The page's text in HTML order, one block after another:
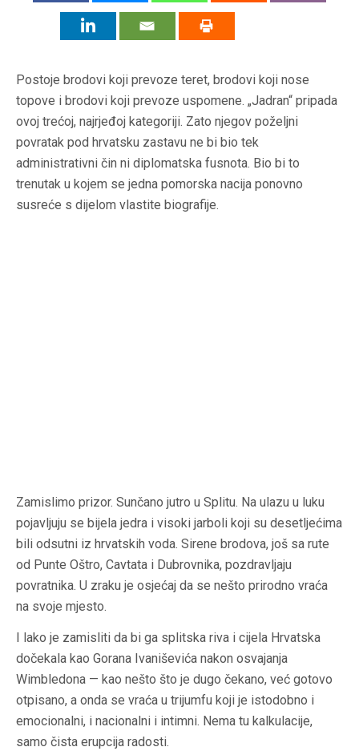
Postoje brodovi koji prevoze teret, brodovi koji nose
topove i brodovi koji prevoze uspomene. „Jadran“ pripada
ovoj trećoj, najrjeđoj kategoriji. Zato njegov poželjni
povratak pod hrvatsku zastavu ne bi bio tek
administrativni čin ni diplomatska fusnota. Bio bi to
trenutak u kojem se jedna pomorska nacija ponovno
susreće s dijelom vlastite biografije.
Zamislimo prizor. Sunčano jutro u Splitu. Na ulazu u luku
pojavljuju se bijela jedra i visoki jarboli koji su desetljećima
bili odsutni iz hrvatskih voda. Sirene brodova, još sa rute
od Punte Oštro, Cavtata i Dubrovnika, pozdravljaju
povratnika. U zraku je osjećaj da se nešto prirodno vraća
na svoje mjesto.
I lako je zamisliti da bi ga splitska riva i cijela Hrvatska
dočekala kao Gorana Ivaniševića nakon osvajanja
Wimbledona — kao nešto što je dugo čekano, već gotovo
otpisano, a onda se vraća u trijumfu koji je istodobno i
emocionalni, i nacionalni i intimni. Nema tu kalkulacije,
samo čista erupcija radosti.